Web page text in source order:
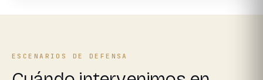
ESCENARIOS DE DEFENSA